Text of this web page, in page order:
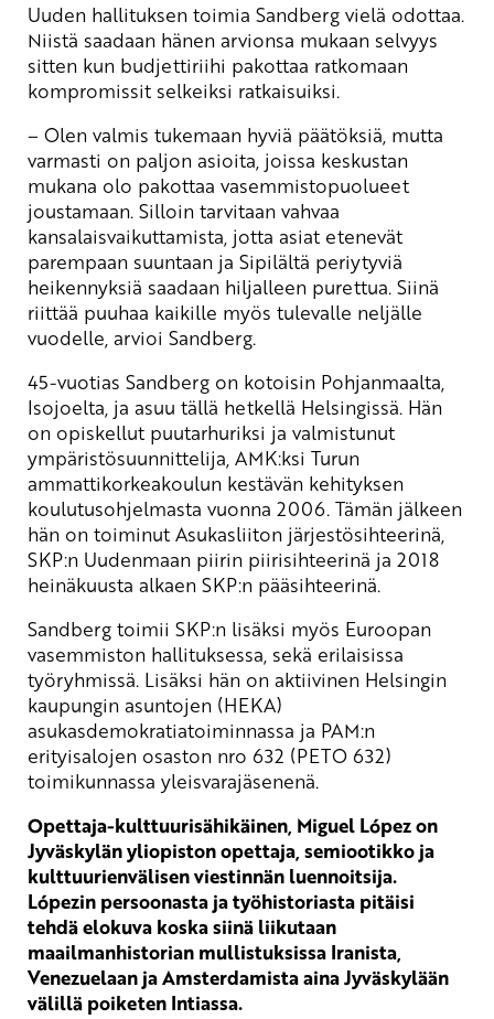
Uuden hallituksen toimia Sandberg vielä odottaa.
Niistä saadaan hänen arvionsa mukaan selvyys
sitten kun budjettiriihi pakottaa ratkomaan
kompromissit selkeiksi ratkaisuiksi.
– Olen valmis tukemaan hyviä päätöksiä, mutta
varmasti on paljon asioita, joissa keskustan
mukana olo pakottaa vasemmistopuolueet
joustamaan. Silloin tarvitaan vahvaa
kansalaisvaikuttamista, jotta asiat etenevät
parempaan suuntaan ja Sipilältä periytyviä
heikennyksiä saadaan hiljalleen purettua. Siinä
riittää puuhaa kaikille myös tulevalle neljälle
vuodelle, arvioi Sandberg.
45-vuotias Sandberg on kotoisin Pohjanmaalta,
Isojoelta, ja asuu tällä hetkellä Helsingissä. Hän
on opiskellut puutarhuriksi ja valmistunut
ympäristösuunnittelija, AMK:ksi Turun
ammattikorkeakoulun kestävän kehityksen
koulutusohjelmasta vuonna 2006. Tämän jälkeen
hän on toiminut Asukasliiton järjestösihteerinä,
SKP:n Uudenmaan piirin piirisihteerinä ja 2018
heinäkuusta alkaen SKP:n pääsihteerinä.
Sandberg toimii SKP:n lisäksi myös Euroopan
vasemmiston hallituksessa, sekä erilaisissa
työryhmissä. Lisäksi hän on aktiivinen Helsingin
kaupungin asuntojen (HEKA)
asukasdemokratiatoiminnassa ja PAM:n
erityisalojen osaston nro 632 (PETO 632)
toimikunnassa yleisvarajäsenenä.
Opettaja-kulttuurisähikäinen, Miguel López on
Jyväskylän yliopiston opettaja, semiootikko ja
kulttuurienvälisen viestinnän luennoitsija.
Lópezin persoonasta ja työhistoriasta pitäisi
tehdä elokuva koska siinä liikutaan
maailmanhistorian mullistuksissa Iranista,
Venezuelaan ja Amsterdamista aina Jyväskylään
välillä poiketen Intiassa.